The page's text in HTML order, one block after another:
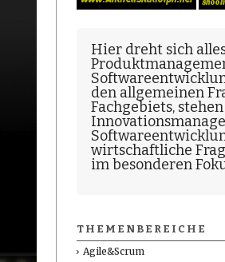
Hier dreht sich
den allgemeinen
Fachgebiets,
wirtschaftliche
im besonderen
THEMENBEREICHE
Agile&Scrum